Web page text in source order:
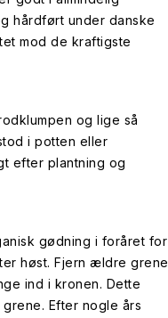
hårdført under danske
mod de kraftigste
og lige så
i potten eller
efter plantning og
gødning i foråret for
høst. Fjern ældre grene
ind i kronen. Dette
Efter nogle års